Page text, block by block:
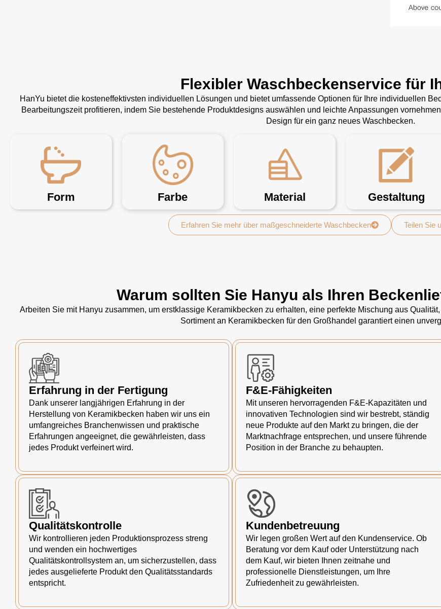
Flexibler Waschbeckenservice für
HanYu bietet die kosteneffektivsten individuellen Lösungen und bietet umfassende Optionen für Ihre individuellen
Bearbeitungszeit profitieren, indem Sie bestehende Produktdesigns auswählen und leichte Anpassungen
Design für ein ganz neues Waschbecken.
Form Farbe Material Gestaltung
Erfahren Sie mehr über maßgeschneiderte Waschbecken Teilen Sie
Warum sollten Sie Hanyu als Ihren
Arbeiten Sie mit Hanyu zusammen, um erstklassige Keramikbecken zu erhalten, eine perfekte Mischung aus
Sortiment an Keramikbecken für den Großhandel garantiert einen
Erfahrung in der Fertigung
Dank unserer langjährigen Erfahrung in der
Herstellung von Keramikbecken haben wir uns ein
umfangreiches Branchenwissen und praktische
Erfahrungen angeeignet, die gewährleisten, dass
jedes Produkt verfeinert wird.
F&E-Fähigkeiten
Mit unseren hervorragenden F&E-Kapazitäten und
innovativen Technologien sind wir bestrebt, ständig
neue Produkte auf den Markt zu bringen, die der
Marktnachfrage entsprechen, und unsere führende
Position in der Branche zu behaupten.
Qualitätskontrolle
Wir kontrollieren jeden Produktionsprozess streng
und wenden ein hochwertiges
Qualitätskontrollsystem an, um sicherzustellen, dass
jedes ausgelieferte Produkt den Qualitätsstandards
entspricht.
Kundenbetreuung
Wir legen großen Wert auf den Kundenservice. Ob
Beratung vor dem Kauf oder Unterstützung nach
dem Kauf, wir bieten Ihnen zeitnahe und
professionelle Dienstleistungen, um Ihre
Zufriedenheit zu gewährleisten.